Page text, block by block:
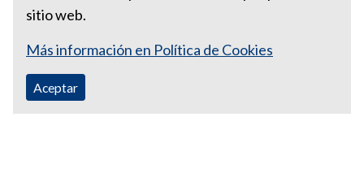
sitio web.
Más información en Política de Cookies
Aceptar